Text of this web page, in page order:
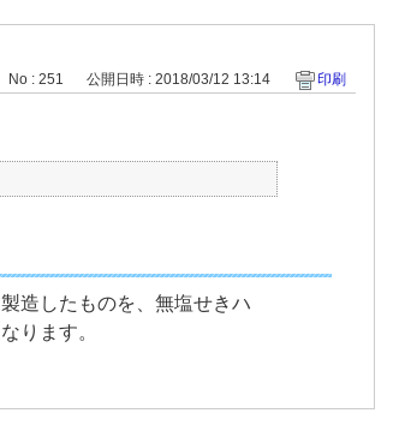
No : 251 公開日時 : 2018/03/12 13:14 印刷
造したものを、無塩せきハ
ります。